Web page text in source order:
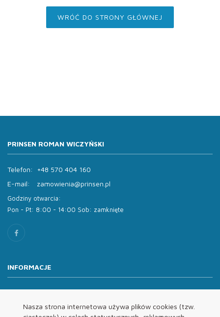
Nasza strona internetowa używa plików cookies (tzw.
WRÓĆ DO STRONY GŁÓWNEJ
PRINSEN ROMAN WICZYŃSKI
Telefon:
+48 570 404 160
E-mail:
zamowienia@prinsen.pl
Godziny otwarcia:
Pon - Pt: 8:00 - 14:00 Sob: zamknięte
INFORMACJE
Oferta